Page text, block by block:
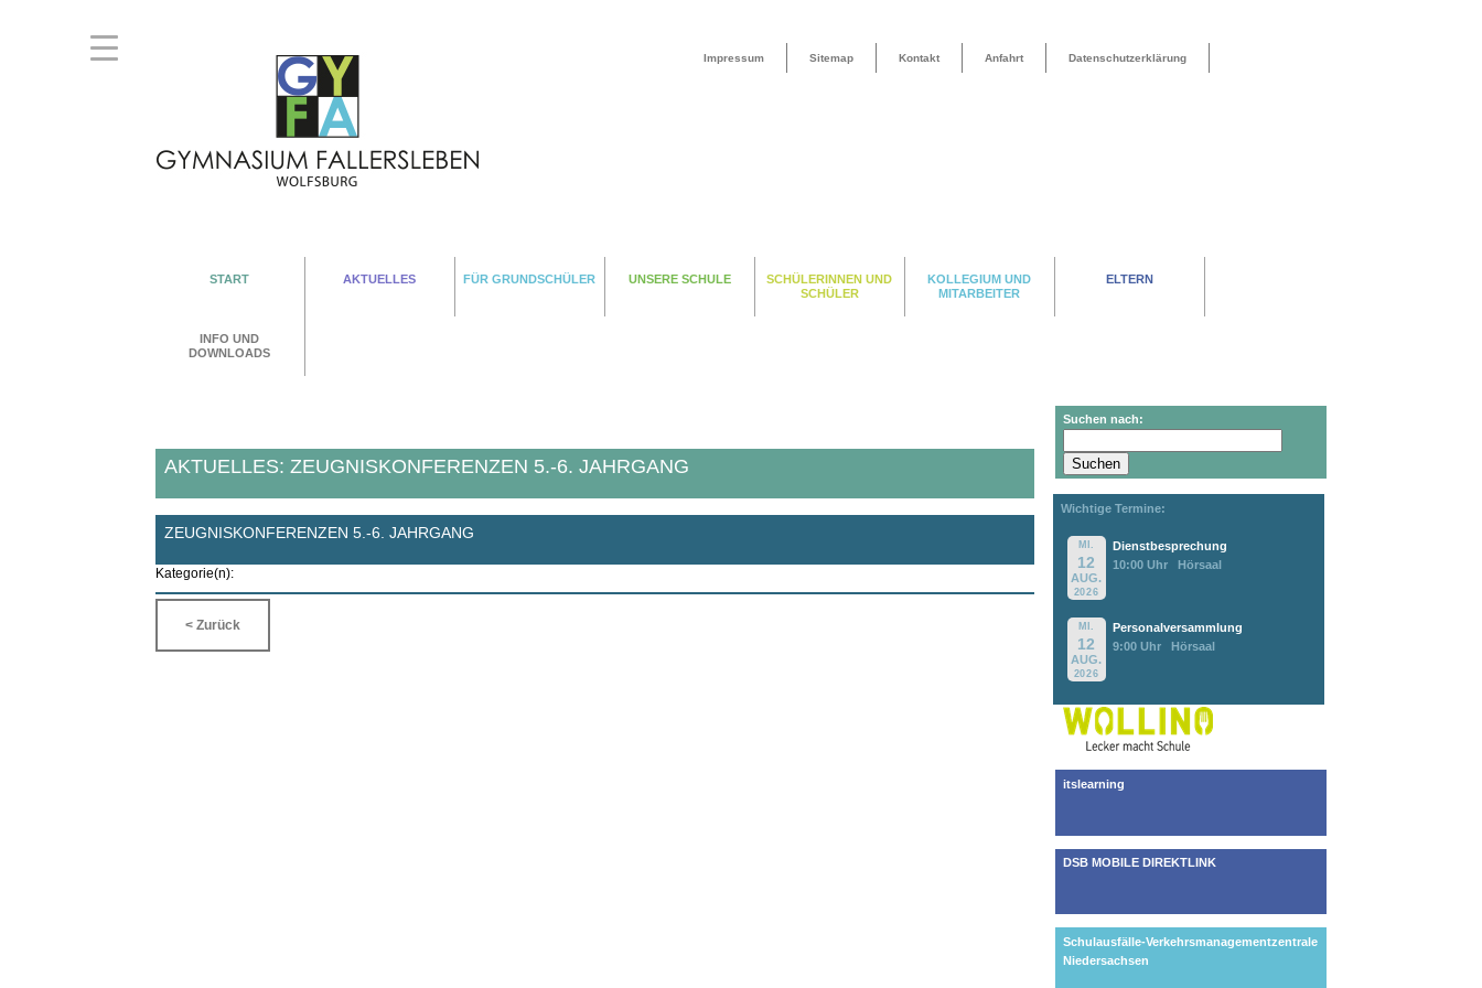
Datenschutzerklärung
Anfahrt
Kontakt
Sitemap
Impressum
START AKTUELLES FÜR GRUNDSCHÜLER UNSERE SCHULE
SCHÜLERINNEN UND
SCHÜLER
KOLLEGIUM UND
MITARBEITER
ELTERN
INFO UND
DOWNLOADS
AKTUELLES: ZEUGNISKONFERENZEN 5.-6. JAHRGANG
ZEUGNISKONFERENZEN 5.-6. JAHRGANG
Kategorie(n):
< Zurück
Suchen nach:
Wichtige Termine:
MI.
12
AUG.
2026
Dienstbesprechung
10:00 Uhr
Hörsaal
MI.
12
AUG.
2026
Personalversammlung
9:00 Uhr
Hörsaal
itslearning
DSB MOBILE DIREKTLINK
Schulausfälle-Verkehrsmanagementzentrale
Niedersachsen